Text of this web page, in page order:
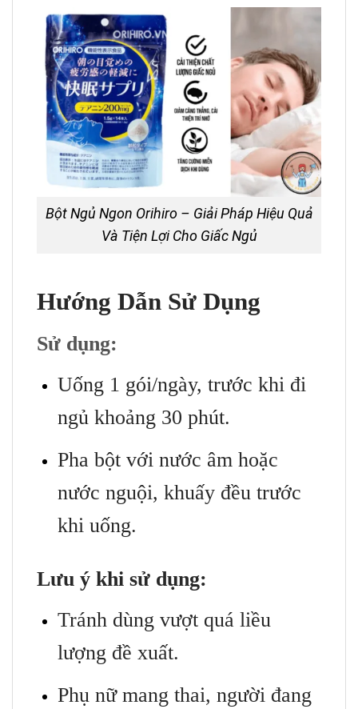
Bột Ngủ Ngon Orihiro – Giải Pháp Hiệu Quả
Và Tiện Lợi Cho Giấc Ngủ
Hướng Dẫn Sử Dụng
Sử dụng:
Uống 1 gói/ngày, trước khi đi
ngủ khoảng 30 phút.
Pha bột với nước âm hoặc
nước nguội, khuấy đều trước
khi uống.
Lưu ý khi sử dụng:
Tránh dùng vượt quá liều
lượng đề xuất.
Phụ nữ mang thai, người đang